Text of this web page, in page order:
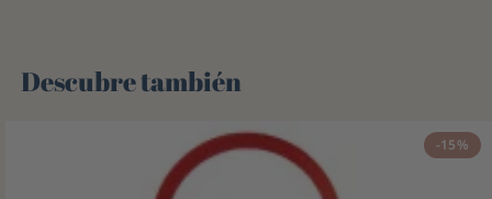
Descubre también 🌻
-15%